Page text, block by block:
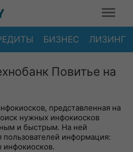
БИЗНЕС ЛИЗИНГ
Повитье на
представленная на
нужных инфокиосков
и быстрым. На ней
пользователей информация:
инфокиосков.